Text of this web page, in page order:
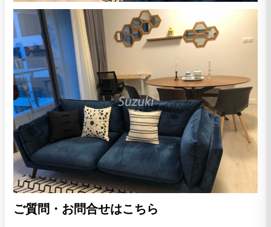
ご質問・お問合せはこちら